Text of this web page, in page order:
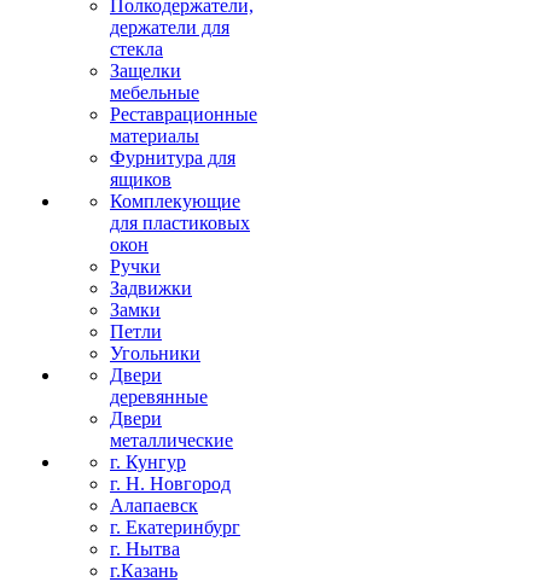
Полкодержатели,
держатели для
стекла
Защелки
мебельные
Реставрационные
материалы
Фурнитура для
ящиков
Комплекующие
для пластиковых
окон
Ручки
Задвижки
Замки
Петли
Угольники
Двери
деревянные
Двери
металлические
г. Кунгур
г. Н. Новгород
Алапаевск
г. Екатеринбург
г. Нытва
г.Казань